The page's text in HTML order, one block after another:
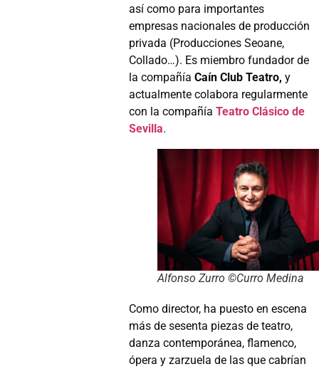
así como para importantes
empresas nacionales de producción
privada (Producciones Seoane,
Collado…). Es miembro fundador de
la compañíaCaín Club Teatro, y
actualmente colabora regularmente
con la compañíaTeatro Clásico de
Sevilla.
Alfonso Zurro ©Curro Medina
Como director, ha puesto en escena
más de sesenta piezas de teatro,
danza contemporánea, flamenco,
ópera y zarzuela de las que cabrían